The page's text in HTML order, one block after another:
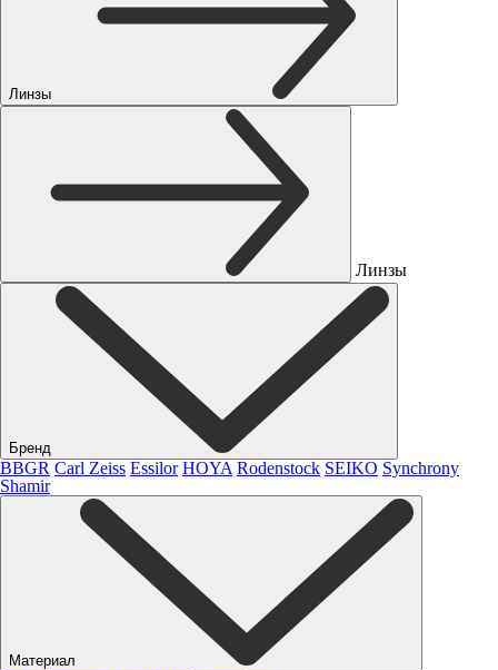
Линзы
Линзы
Бренд
BBGR Carl Zeiss Essilor HOYA Rodenstock SEIKO Synchrony
Shamir
Материал